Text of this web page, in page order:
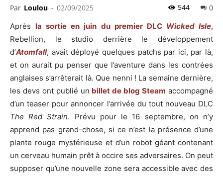
Par Loulou - 02/09/2025 0
544
Après la sortie en juin du premier DLC Wicked Isle,
Rebellion, le studio derrière le développement
d’Atomfall, avait déployé quelques patchs par ici, par là,
et on aurait pu penser que l’aventure dans les contrées
anglaises s’arrêterait là. Que nenni ! La semaine dernière,
les devs ont publié un billet de blog Steam accompagné
d’un teaser pour annoncer l’arrivée du tout nouveau DLC
The Red Strain. Prévu pour le 16 septembre, on n’y
apprend pas grand-chose, si ce n’est la présence d’une
plante rouge mystérieuse et d’un robot géant contenant
un cerveau humain prêt à occire ses adversaires. On peut
supposer qu’une nouvelle zone sera accessible avec des